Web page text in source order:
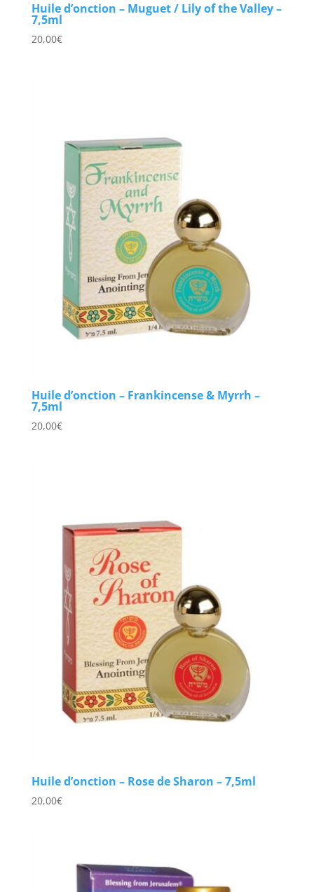
Huile d’onction – Muguet / Lily of the Valley –
7,5ml
20,00€
Huile d’onction – Frankincense & Myrrh –
7,5ml
20,00€
Huile d’onction – Rose de Sharon – 7,5ml
20,00€